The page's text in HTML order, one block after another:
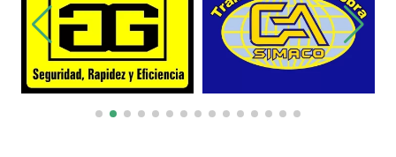
Carpinterías
Centros Comerciales